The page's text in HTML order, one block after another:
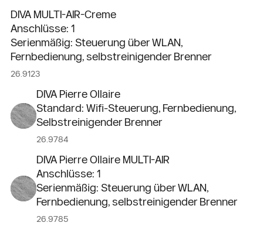
DIVA MULTI-AIR-Creme
Anschlüsse: 1
Serienmäßig: Steuerung über WLAN,
Fernbedienung, selbstreinigender Brenner
26.9123
DIVA Pierre Ollaire
Standard: Wifi-Steuerung, Fernbedienung,
Selbstreinigender Brenner
26.9784
DIVA Pierre Ollaire MULTI-AIR
Anschlüsse: 1
Serienmäßig: Steuerung über WLAN,
Fernbedienung, selbstreinigender Brenner
26.9785